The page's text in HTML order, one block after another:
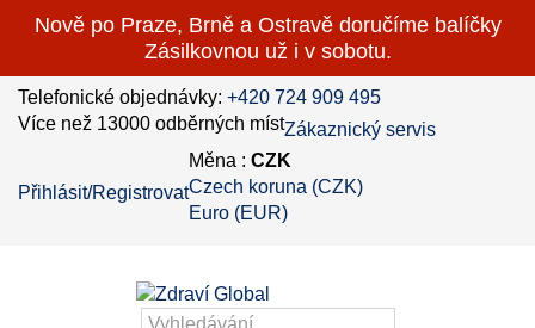
Nově po Praze, Brně a Ostravě doručíme balíčky
Zásilkovnou už i v sobotu.
Telefonické objednávky: +420 724 909 495
Více než 13000 odběrných místZákaznický servis
Přihlásit/Registrovat
Měna : CZK
Czech koruna (CZK)
Euro (EUR)